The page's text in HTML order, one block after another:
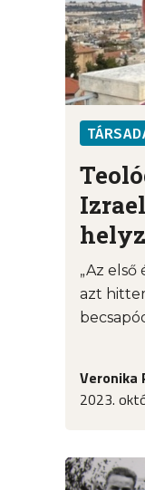
„Az
azt
Veronika
2023.